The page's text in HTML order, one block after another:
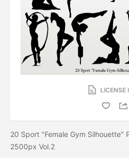
LICENSE
20 Sport "Female Gym Silhouette"
2500px Vol.2